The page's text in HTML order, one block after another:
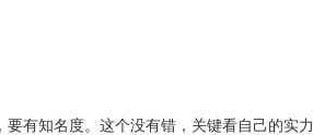
有知名度。这个没有错，关键看自己的实